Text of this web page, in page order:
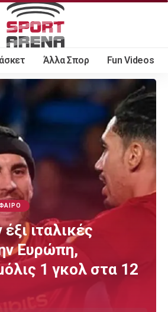
Άλλα Σπορ Fun Videos
ιταλικές
Ευρώπη,
1 γκολ στα 12